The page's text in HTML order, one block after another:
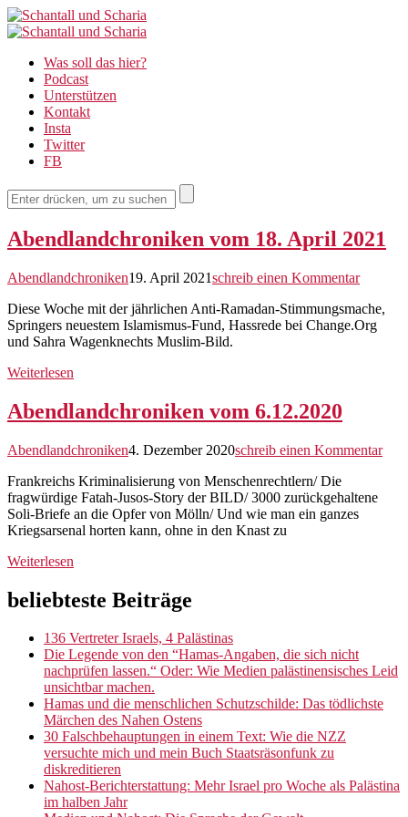
Schantall
und
Scharia
und
Scharia
Was soll das hier?
Podcast
Unterstützen
Kontakt
Insta
Twitter
FB
Abendlandchroniken vom 18. April 2021
Abendlandchroniken19. April 2021schreib einen Kommentar
Diese Woche mit der jährlichen Anti-Ramadan-Stimmungsmache,
Springers neuestem Islamismus-Fund, Hassrede bei Change.Org
und Sahra Wagenknechts Muslim-Bild.
Weiterlesen
Abendlandchroniken vom 6.12.2020
Abendlandchroniken4. Dezember 2020schreib einen Kommentar
Frankreichs Kriminalisierung von Menschenrechtlern/ Die
fragwürdige Fatah-Jusos-Story der BILD/ 3000 zurückgehaltene
Soli-Briefe an die Opfer von Mölln/ Und wie man ein ganzes
Kriegsarsenal horten kann, ohne in den Knast zu
Weiterlesen
Sidebar
Footer
Sliding
beliebteste Beiträge
136 Vertreter Israels, 4 Palästinas
Die Legende von den “Hamas-Angaben, die sich nicht
nachprüfen lassen.“ Oder: Wie Medien palästinensisches Leid
unsichtbar machen.
Hamas und die menschlichen Schutzschilde: Das tödlichste
Märchen des Nahen Ostens
30 Falschbehauptungen in einem Text: Wie die NZZ
versuchte mich und mein Buch Staatsräsonfunk zu
diskreditieren
Nahost-Berichterstattung: Mehr Israel pro Woche als Palästina
im halben Jahr